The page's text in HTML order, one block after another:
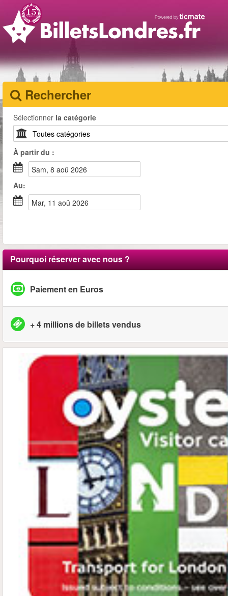
Rechercher
Sélectionner la catégorie
À partir du :
sam, 8 aoû 2026
Au:
mar, 11 aoû 2026
Pourquoi réserver avec nous ?
Paiement en Euros
+ 4 millions de billets vendus